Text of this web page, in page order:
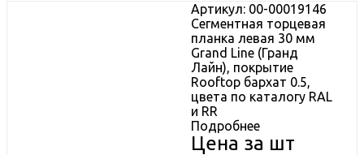
Артикул: 00-00019146
Сегментная торцевая
планка левая 30 мм
Grand Line (Гранд
Лайн), покрытие
Rooftop бархат 0.5,
цвета по каталогу RAL
и RR
Подробнее
Цена за шт